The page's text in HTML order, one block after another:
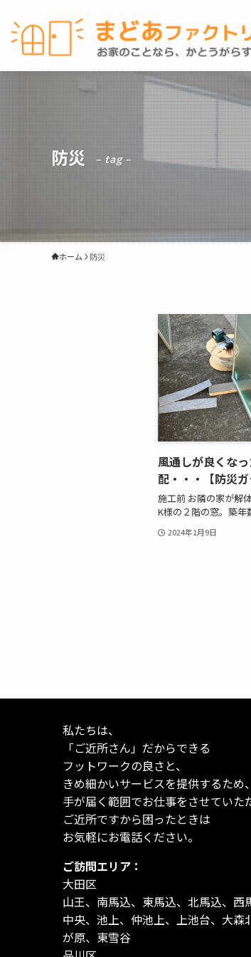
防災 – tag –
ホーム 防災
風通しが良くな
配・・・【防災
施工前 お隣の家が解
K様の２階の窓。築年
2024年1月9日
私たちは、
「ご近所さん」だからできる
フットワークの良さと、
きめ細かいサービスを提供するため、
手が届く範囲でお仕事をさせていた
ご近所ですから困ったときは
お気軽にお電話ください。
ご訪問エリア：
大田区
山王、南馬込、東馬込、北馬込、西
中央、池上、仲池上、上池台、大森
が原、東雪谷